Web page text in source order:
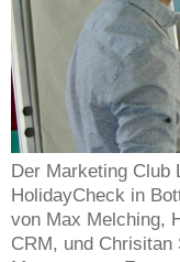
Der Marketing Club
HolidayCheck in
von Max Melching,
CRM, und